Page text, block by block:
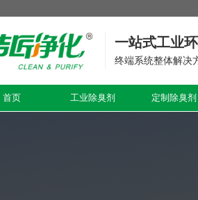
一站式工业
终端系统整体解决
首页 工业除臭剂 定制除臭剂